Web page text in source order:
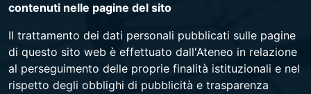
contenuti nelle pagine del sito
Il trattamento dei dati personali pubblicati sulle pagine
di questo sito web è effettuato dall'Ateneo in relazione
al perseguimento delle proprie finalità istituzionali e nel
rispetto degli obblighi di pubblicità e trasparenza